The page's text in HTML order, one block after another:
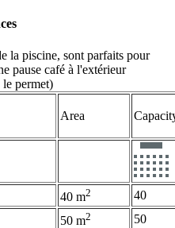
la piscine, sont parfaits pour
pause café à l'extérieur
permet)
Area
40 m2
40
50 m2
50